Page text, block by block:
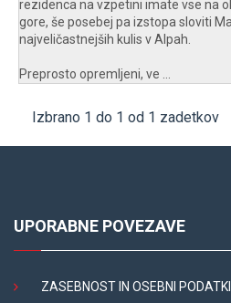
rezidenca na vzpetini imate vse na
gore, še posebej pa izstopa sloviti
najveličastnejših kulis v Alpah.
Preprosto opremljeni, ve ...
Izbrano 1 do 1 od 1 zadetkov
UPORABNE POVEZAVE
ZASEBNOST IN OSEBNI PODATKI